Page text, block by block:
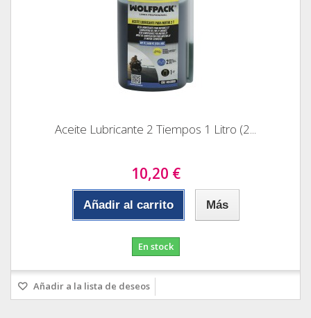
Aceite Lubricante 2 Tiempos 1 Litro (2...
10,20 €
Añadir al carrito Más
En stock
Añadir a la lista de deseos